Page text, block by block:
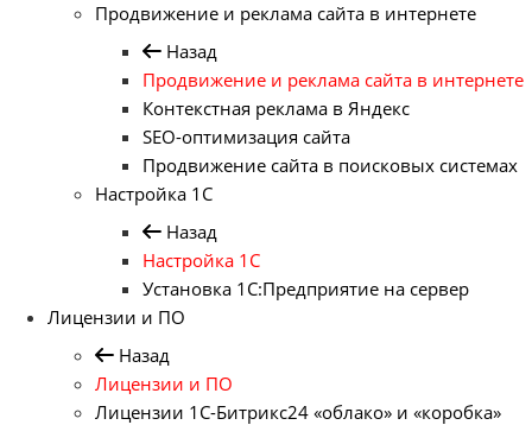
Продвижение и реклама сайта в интернете
Назад
Продвижение и реклама сайта в интернете
Контекстная реклама в Яндекс
SEO-оптимизация сайта
Продвижение сайта в поисковых системах
Настройка 1С
Назад
Настройка 1С
Установка 1С:Предприятие на сервер
Лицензии и ПО
Назад
Лицензии и ПО
Лицензии 1С-Битрикс24 «облако» и «коробка»